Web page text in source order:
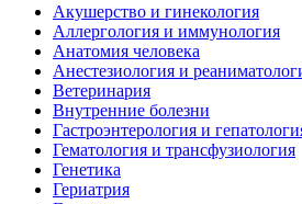
Акушерство и гинекология
Аллергология и иммунология
Анатомия человека
Анестезиология и
Ветеринария
Внутренние болезни
Гастроэнтерология и
Гематология и трансфузиология
Генетика
Гериатрия